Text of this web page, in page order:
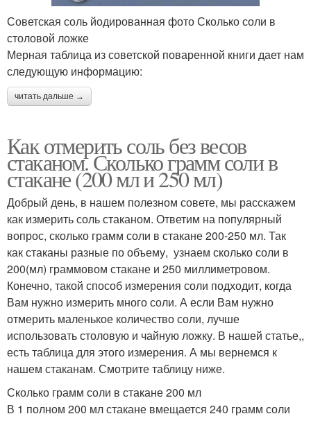
Советская соль йодированная фото Сколько соли в
столовой ложке
Мерная таблица из советской поваренной книги дает нам
следующую информацию:
читать дальше →
Как отмерить соль без весов
стаканом. Сколько грамм соли в
стакане (200 мл и 250 мл)
Добрый день, в нашем полезном совете, мы расскажем
как измерить соль стаканом. Ответим на популярный
вопрос, сколько грамм соли в стакане 200-250 мл. Так
как стаканы разные по объему, узнаем сколько соли в
200(мл) граммовом стакане и 250 миллиметровом.
Конечно, такой способ измерения соли подходит, когда
Вам нужно измерить много соли. А если Вам нужно
отмерить маленькое количество соли, лучше
использовать столовую и чайную ложку. В нашей статье,,
есть таблица для этого измерения. А мы вернемся к
нашем стаканам. Смотрите таблицу ниже.
Сколько грамм соли в стакане 200 мл
В 1 полном 200 мл стакане вмещается 240 грамм соли